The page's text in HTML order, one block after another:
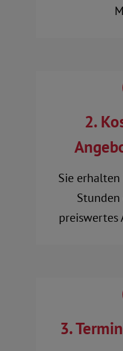
2.
Sie
preiswertes
3.